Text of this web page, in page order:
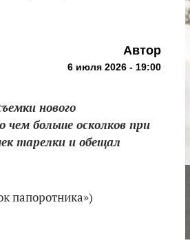
Автор
6 июля 2026 - 19:00
нового
больше осколков при
тарелки и обещал
папоротника»)